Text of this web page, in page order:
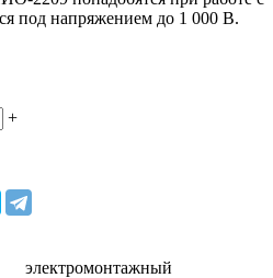
под напряжением до 1 000 В.
+
электромонтажный